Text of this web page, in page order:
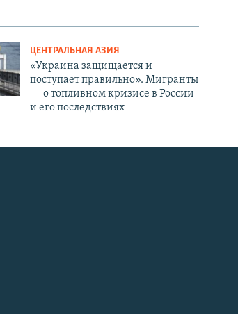
ЦЕНТРАЛЬНАЯ АЗИЯ
«Украина защищается и
поступает правильно». Мигранты
— о топливном кризисе в России
и его последствиях